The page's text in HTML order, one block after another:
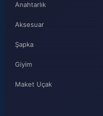
Anahtarlık
Aksesuar
Şapka
Giyim
Maket Uçak